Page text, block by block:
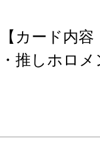
【カード内容
・推しホロ